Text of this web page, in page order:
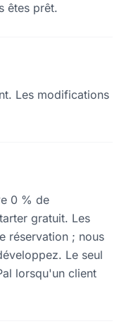
êtes prêt.
Les modifications
0 % de
gratuit. Les
réservation ; nous
Le seul
lorsqu'un client